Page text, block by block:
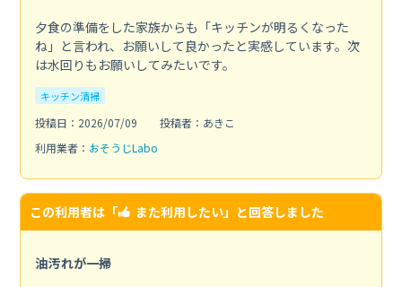
夕食の準備をした家族からも「キッチンが明るくなった
ね」と言われ、お願いして良かったと実感しています。次
は水回りもお願いしてみたいです。
キッチン清掃
投稿日：2026/07/09
投稿者：あきこ
利用業者： おそうじLabo
この利用者は「 また利用したい」と回答しました
油汚れが一掃